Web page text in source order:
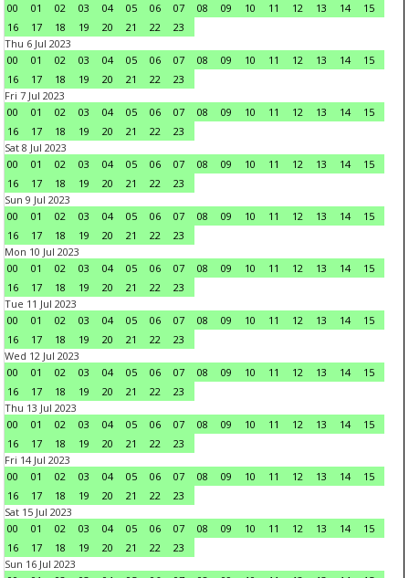
00
01 02 03 04 05 06 07 08 09 10 11 12 13 14
15
16
17 18 19 20 21 22
23
Thu 6 Jul 2023
00
01 02 03 04 05 06 07 08 09 10 11 12 13 14
15
16
17 18 19 20 21 22
23
Fri 7 Jul 2023
00
01 02 03 04 05 06 07 08 09 10 11 12 13 14
15
16
17 18 19 20 21 22
23
Sat 8 Jul 2023
00
01 02 03 04 05 06 07 08 09 10 11 12 13 14
15
16
17 18 19 20 21 22
23
Sun 9 Jul 2023
00
01 02 03 04 05 06 07 08 09 10 11 12 13 14
15
16
17 18 19 20 21 22
23
Mon 10 Jul 2023
00
01 02 03 04 05 06 07 08 09 10 11 12 13 14
15
16
17 18 19 20 21 22
23
Tue 11 Jul 2023
00
01 02 03 04 05 06 07 08 09 10 11 12 13 14
15
16
17 18 19 20 21 22
23
Wed 12 Jul 2023
00
01 02 03 04 05 06 07 08 09 10 11 12 13 14
15
16
17 18 19 20 21 22
23
Thu 13 Jul 2023
00
01 02 03 04 05 06 07 08 09 10 11 12 13 14
15
16
17 18 19 20 21 22
23
Fri 14 Jul 2023
00
01 02 03 04 05 06 07 08 09 10 11 12 13 14
15
16
17 18 19 20 21 22
23
Sat 15 Jul 2023
00
01 02 03 04 05 06 07 08 09 10 11 12 13 14
15
16
17 18 19 20 21 22
23
Sun 16 Jul 2023